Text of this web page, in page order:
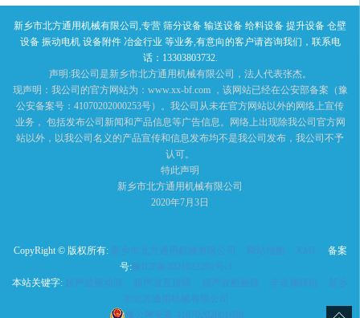
新乡市北方通用机械有限公司,专营 筛分设备 输送设备 给料设备 提升设备 仓壁
设备 振动电机 设备附件 冶金行业 等业务,有意向的客户请咨询我们，联系电
话：13303803732.
声明:我公司是新乡市北方通用机械有限公司，法人代表张杰。
现声明：我公司的官方网站为：www.xx-bf.com ，该网站已经在公安部备案（豫
公安备案号：41070202000253号）。我公司从未在官方网站以外的网络上宣传
业务， 包括发布公司新闻和产品信息等广告信息。网络上出现除我公司官方网
站以外，以我公司名义的产品宣传和信息发布均不是我公司发布，我公司不予
认可。
特此声明
新乡市北方通用机械有限公司
2020年7月3日
CopyRight © 版权所有: 新乡市北方通用机械有限公司 网站地图 XML
备案
号: 豫ICP备2021022292号-3
本站关键字: 超声波振动筛 超声波直排筛 超声波检验筛 非金属筛机
新乡
市北方通用机械有限公司
豫公网安备 41070202001688